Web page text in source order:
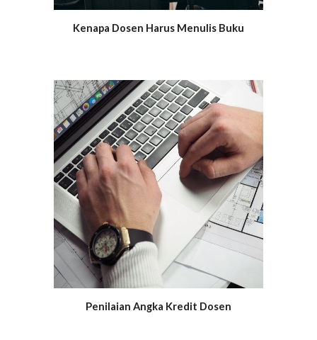
Kenapa Dosen Harus Menulis Buku
Penilaian Angka Kredit Dosen